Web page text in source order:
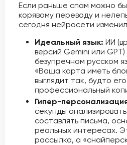
Если раньше спам можно
корявому переводу и
сегодня нейросети
Идеальный язык: ИИ
версий Gemini или
безупречном русском
«Ваша карта иметь
выглядит так, будто
профессиональный
Гипер-
секунды
составлять письма,
реальных интересах.
рассылка, а